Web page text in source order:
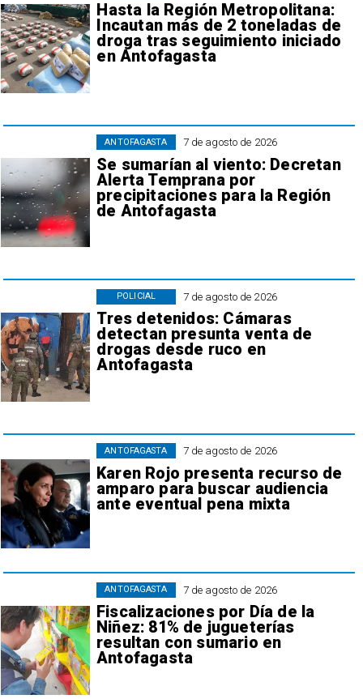
Hasta la Región Metropolitana:
Incautan más de 2 toneladas de
droga tras seguimiento iniciado
en Antofagasta
7 de agosto de 2026
Se sumarían al viento: Decretan
Alerta Temprana por
precipitaciones para la Región
de Antofagasta
ANTOFAGASTA
7 de agosto de 2026
Tres detenidos: Cámaras
detectan presunta venta de
drogas desde ruco en
Antofagasta
POLICIAL
7 de agosto de 2026
Karen Rojo presenta recurso de
amparo para buscar audiencia
ante eventual pena mixta
ANTOFAGASTA
7 de agosto de 2026
Fiscalizaciones por Día de la
Niñez: 81% de jugueterías
resultan con sumario en
Antofagasta
ANTOFAGASTA